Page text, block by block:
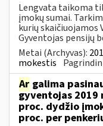
Lengvata taikoma
įmokų sumai.
kurių skaičiuojamos
Gyventojas pensijų
Metai (Archyvas):
mokestis
Ar galima
gyventojas 2019
proc. dydžio
proc. per